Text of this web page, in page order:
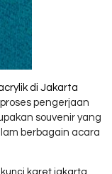
di Jakarta
pengerjaan
souvenir yang
berbagain acara
karet jakarta,